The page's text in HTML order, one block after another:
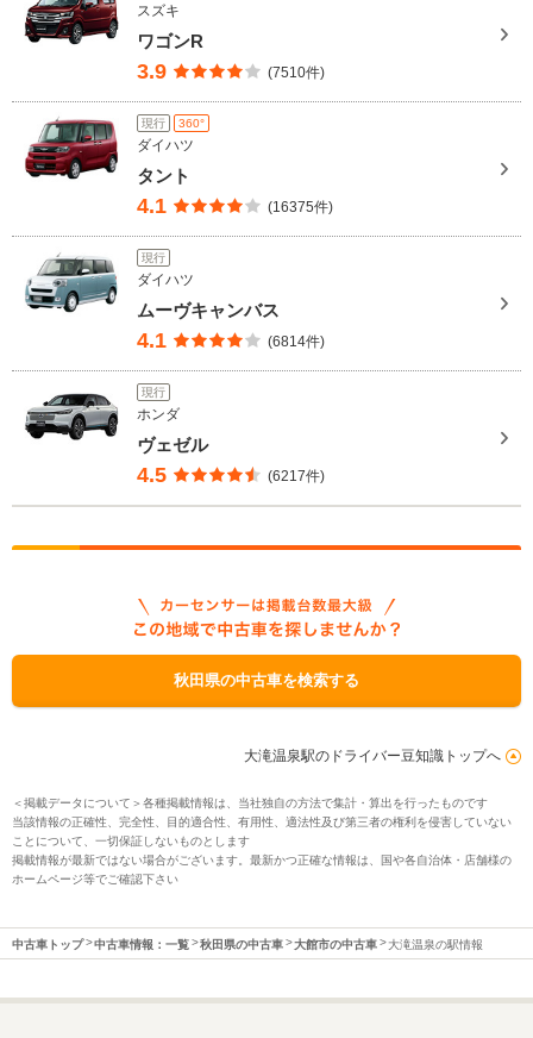
スズキ
ワゴンR
3.9 (7510件)
現行 360°
ダイハツ
タント
4.1 (16375件)
現行
ダイハツ
ムーヴキャンバス
4.1 (6814件)
現行
ホンダ
ヴェゼル
4.5 (6217件)
秋田県の中古車を検索する
大滝温泉駅のドライバー豆知識トップへ
＜掲載データについて＞各種掲載情報は、当社独自の方法で集計・算出を行ったものです
当該情報の正確性、完全性、目的適合性、有用性、適法性及び第三者の権利を侵害していない
ことについて、一切保証しないものとします
掲載情報が最新ではない場合がございます。最新かつ正確な情報は、国や各自治体・店舗様の
ホームページ等でご確認下さい
中古車トップ 中古車情報：一覧 秋田県の中古車 大館市の中古車 大滝温泉の駅情報